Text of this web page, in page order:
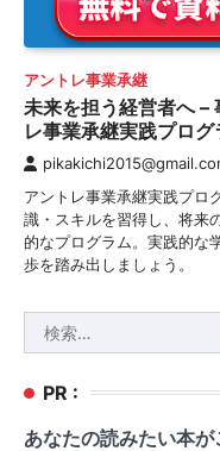
アントレ事業承継
未来を担う経営者へ –
レ事業承継実践プログ
アントレ事業承継実践プロ
識・スキルを習得し、将来
的なプログラム。実践的な
歩を踏み出しましょう。
索:
PR :
あなたの読みたい本が